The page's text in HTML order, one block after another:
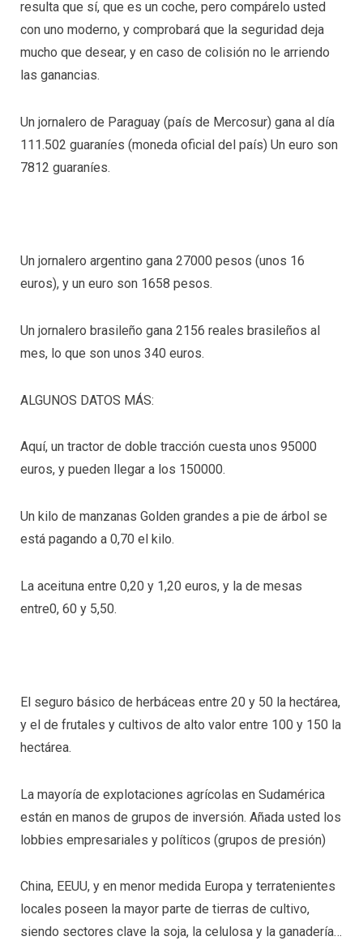
resulta que sí, que es un coche, pero compárelo usted
con uno moderno, y comprobará que la seguridad deja
mucho que desear, y en caso de colisión no le arriendo
las ganancias.
Un jornalero de Paraguay (país de Mercosur) gana al día
111.502 guaraníes (moneda oficial del país) Un euro son
7812 guaraníes.
Un jornalero argentino gana 27000 pesos (unos 16
euros), y un euro son 1658 pesos.
Un jornalero brasileño gana 2156 reales brasileños al
mes, lo que son unos 340 euros.
ALGUNOS DATOS MÁS:
Aquí, un tractor de doble tracción cuesta unos 95000
euros, y pueden llegar a los 150000.
Un kilo de manzanas Golden grandes a pie de árbol se
está pagando a 0,70 el kilo.
La aceituna entre 0,20 y 1,20 euros, y la de mesas
entre0, 60 y 5,50.
El seguro básico de herbáceas entre 20 y 50 la hectárea,
y el de frutales y cultivos de alto valor entre 100 y 150 la
hectárea.
La mayoría de explotaciones agrícolas en Sudamérica
están en manos de grupos de inversión. Añada usted los
lobbies empresariales y políticos (grupos de presión)
China, EEUU, y en menor medida Europa y terratenientes
locales poseen la mayor parte de tierras de cultivo,
siendo sectores clave la soja, la celulosa y la ganadería…